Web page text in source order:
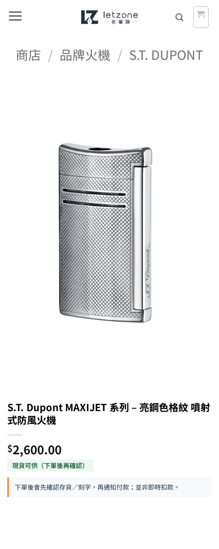
商店 / 品牌火機 / S.T. DUPONT
S.T. Dupont MAXIJET 系列 – 亮鋼色格紋 噴射
式防風火機
$2,600.00
下單後會先確認存貨／刻字，再通知付款；並非即時扣款。